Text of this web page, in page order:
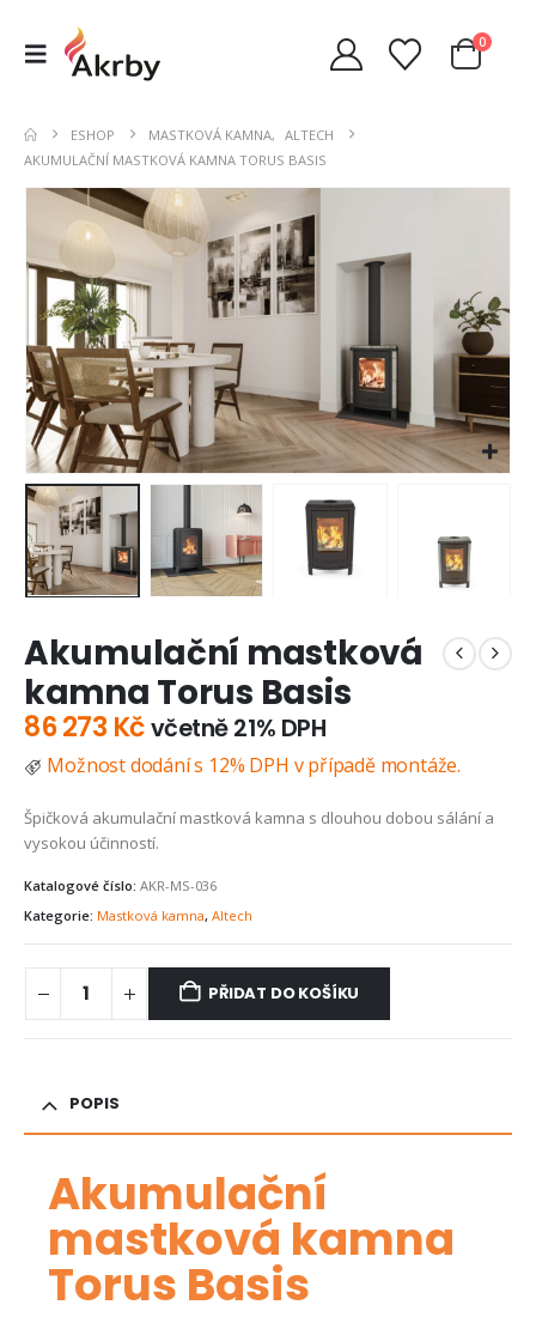
0
ESHOP MASTKOVÁ KAMNA,
ALTECH
AKUMULAČNÍ MASTKOVÁ KAMNA TORUS BASIS
Akumulační mastková
kamna Torus Basis
86 273 Kčvčetně 21% DPH
Možnost dodání s 12% DPH v případě montáže.
Špičková akumulační mastková kamna s dlouhou dobou sálání a
vysokou účinností.
Katalogové číslo: AKR-MS-036
Kategorie: Mastková kamna, Altech
PŘIDAT DO KOŠÍKU
POPIS
Akumulační
mastková kamna
Torus Basis